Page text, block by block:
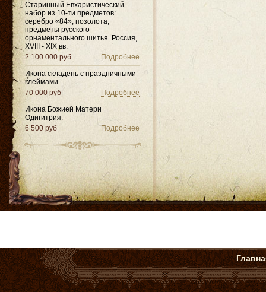
Старинный Евхаристический
набор из 10-ти предметов:
серебро «84», позолота,
предметы русского
орнаментального шитья. Россия,
XVIII - XIX вв.
Подробнее
2 100 000 руб
Икона складень с праздничными
клеймами
Подробнее
70 000 руб
Икона Божией Матери
Одигитрия.
Подробнее
6 500 руб